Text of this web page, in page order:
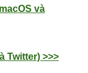
và
Twitter) >>>